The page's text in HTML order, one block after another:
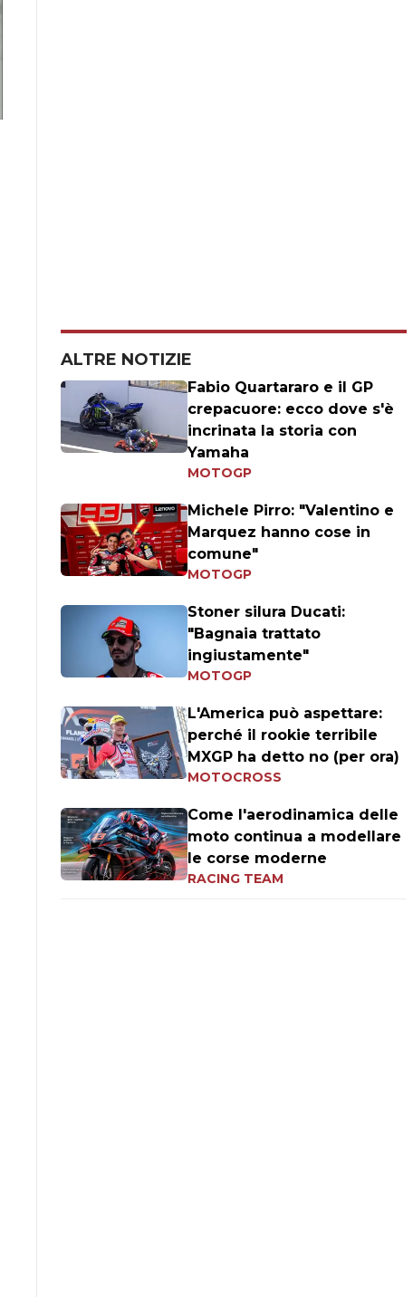
ALTRE NOTIZIE
Fabio Quartararo e il GP
crepacuore: ecco dove s'è
incrinata la storia con
Yamaha
MOTOGP
Michele Pirro: "Valentino e
Marquez hanno cose in
comune"
MOTOGP
Stoner silura Ducati:
"Bagnaia trattato
ingiustamente"
MOTOGP
L'America può aspettare:
perché il rookie terribile
MXGP ha detto no (per ora)
MOTOCROSS
Come l'aerodinamica delle
moto continua a modellare
le corse moderne
RACING TEAM